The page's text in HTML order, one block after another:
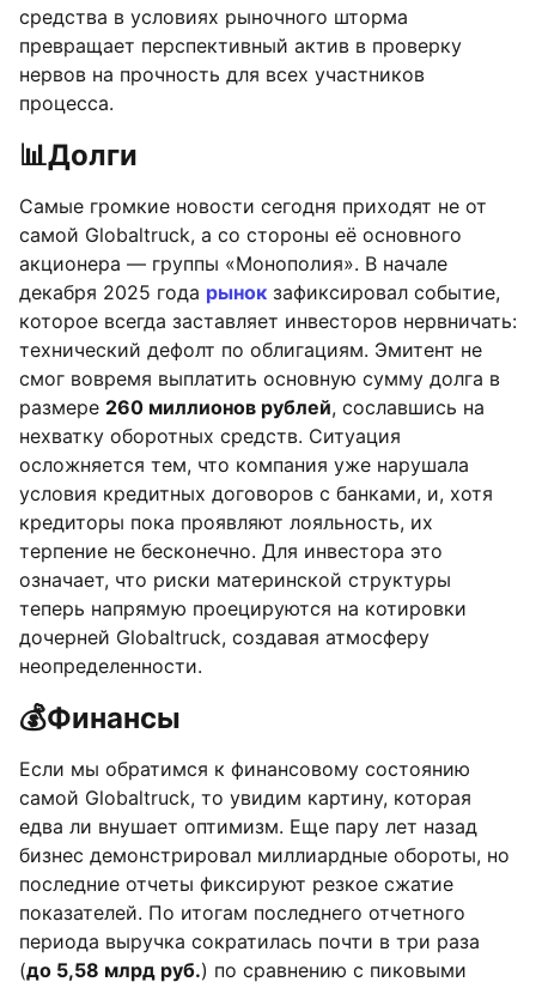
средства в условиях рыночного шторма
превращает перспективный актив в проверку
нервов на прочность для всех участников
процесса.
📊Долги
Самые громкие новости сегодня приходят не от
самой Globaltruck, а со стороны её основного
акционера — группы «Монополия». В начале
декабря 2025 года рынок зафиксировал событие,
которое всегда заставляет инвесторов нервничать:
технический дефолт по облигациям. Эмитент не
смог вовремя выплатить основную сумму долга в
размере 260 миллионов рублей, сославшись на
нехватку оборотных средств. Ситуация
осложняется тем, что компания уже нарушала
условия кредитных договоров с банками, и, хотя
кредиторы пока проявляют лояльность, их
терпение не бесконечно. Для инвестора это
означает, что риски материнской структуры
теперь напрямую проецируются на котировки
дочерней Globaltruck, создавая атмосферу
неопределенности.
💰Финансы
Если мы обратимся к финансовому состоянию
самой Globaltruck, то увидим картину, которая
едва ли внушает оптимизм. Еще пару лет назад
бизнес демонстрировал миллиардные обороты, но
последние отчеты фиксируют резкое сжатие
показателей. По итогам последнего отчетного
периода выручка сократилась почти в три раза
(до 5,58 млрд руб.) по сравнению с пиковыми